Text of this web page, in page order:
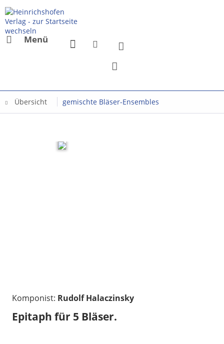
Menü
Übersicht gemischte Bläser-Ensembles
Komponist: Rudolf Halaczinsky
Epitaph für 5 Bläser.